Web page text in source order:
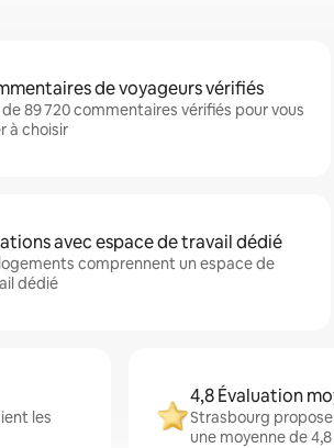
de voyageurs vérifiés
de 89 720 commentaires vérifiés pour vous
à choisir
avec espace de travail dédié
comprennent un espace de
dédié
les
4,8 Évaluation
Strasbourg
une moyenne de 4,8